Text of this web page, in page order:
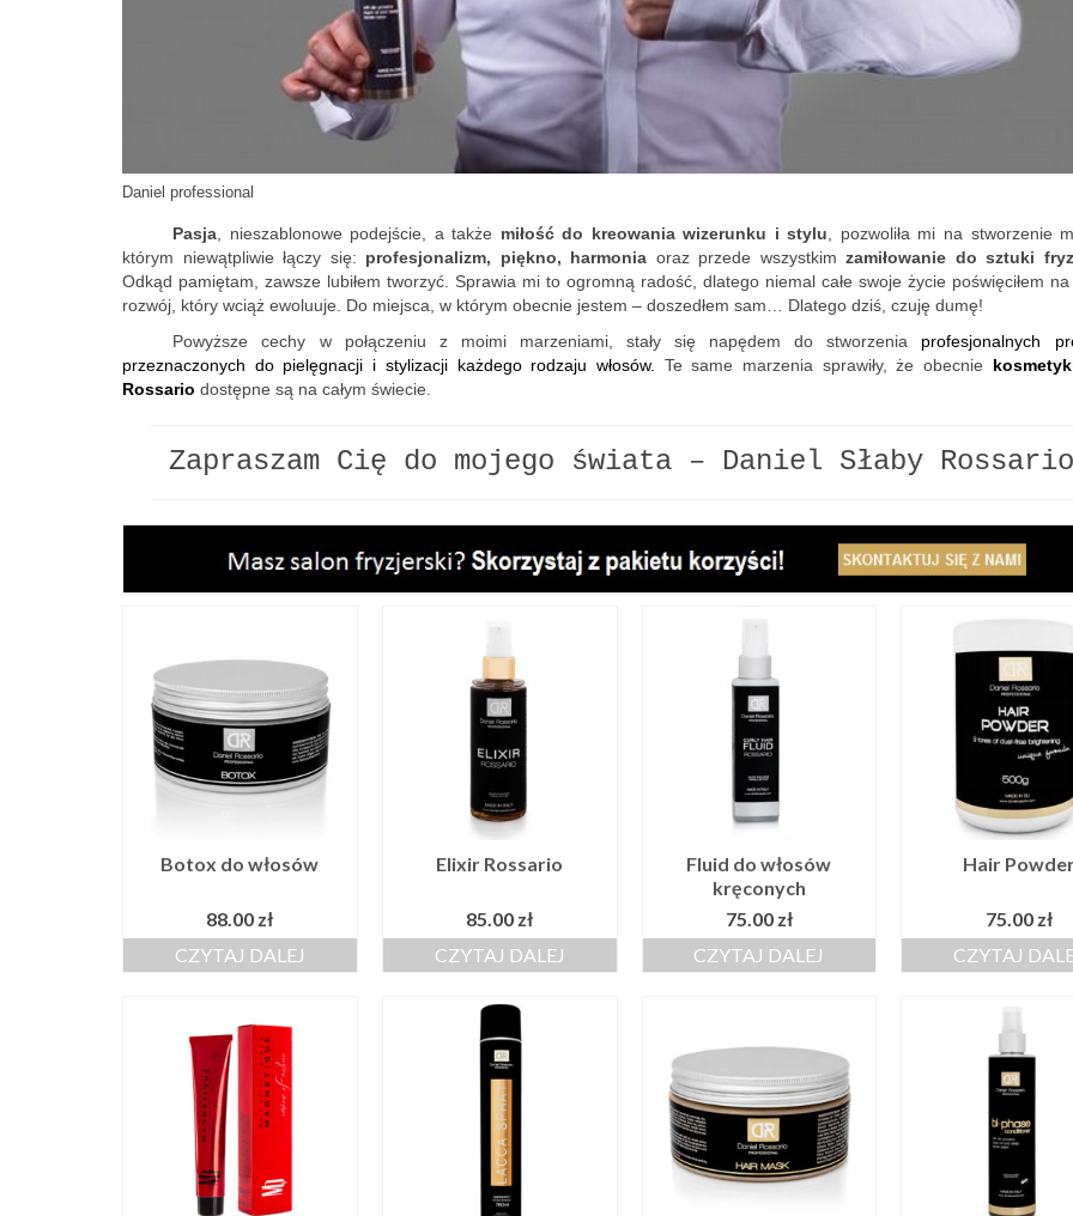
Daniel professional
Pasja, nieszablonowe podejście, a także miłość do kreowania wizerunku i stylu, pozwoliła mi na stworzenie
którym niewątpliwie łączy się: profesjonalizm, piękno, harmonia oraz przede wszystkim zamiłowanie do sztuki
Odkąd pamiętam, zawsze lubiłem tworzyć. Sprawia mi to ogromną radość, dlatego niemal całe swoje życie poświęciłem
rozwój, który wciąż ewoluuje. Do miejsca, w którym obecnie jestem – doszedłem sam… Dlatego dziś, czuję dumę!
Powyższe cechy w połączeniu z moimi marzeniami, stały się napędem do stworzenia profesjonalnych
przeznaczonych do pielęgnacji i stylizacji każdego rodzaju włosów. Te same marzenia sprawiły, że obecnie
Rossario dostępne są na całym świecie.
Zapraszam Cię do mojego świata – Daniel Słaby
Botox do włosów
88.00 zł
CZYTAJ DALEJ
Elixir Rossario
85.00 zł
CZYTAJ DALEJ
Fluid do włosów
kręconych
75.00 zł
CZYTAJ DALEJ
Hair
75.00 zł
CZYTAJ